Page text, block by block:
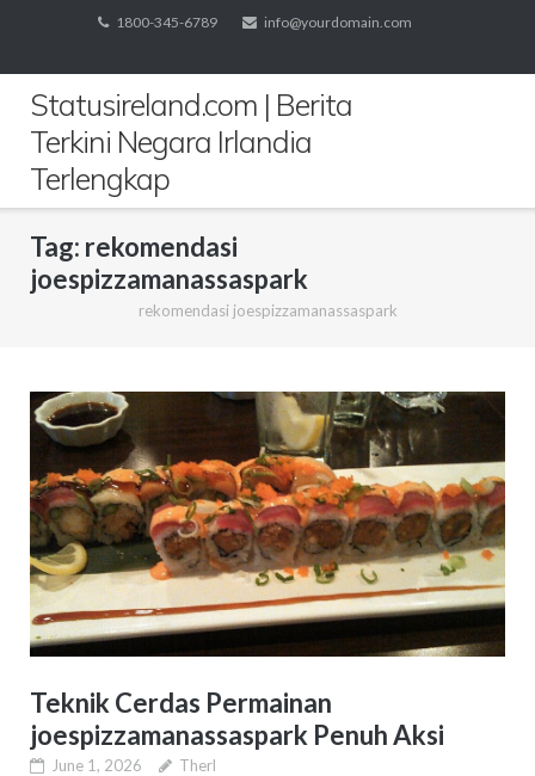
content
1800-345-6789 info@yourdomain.com
Statusireland.com | Berita
Terkini Negara Irlandia
Terlengkap
Tag: rekomendasi
joespizzamanassaspark
rekomendasi joespizzamanassaspark
Teknik Cerdas Permainan
joespizzamanassaspark Penuh Aksi
June 1, 2026 Therl